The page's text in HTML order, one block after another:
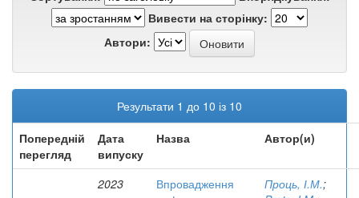
Вивести на сторінку:
Автори:
Результати 1 до 10 із 10
Попередній
перегляд
Дата
випуску
Назва Автор(и)
2023
Впровадження
Проць, І.М.;